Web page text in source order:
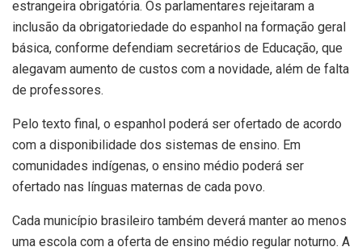
estrangeira obrigatória. Os parlamentares rejeitaram a
inclusão da obrigatoriedade do espanhol na formação geral
básica, conforme defendiam secretários de Educação, que
alegavam aumento de custos com a novidade, além de falta
de professores.
Pelo texto final, o espanhol poderá ser ofertado de acordo
com a disponibilidade dos sistemas de ensino. Em
comunidades indígenas, o ensino médio poderá ser
ofertado nas línguas maternas de cada povo.
Cada município brasileiro também deverá manter ao menos
uma escola com a oferta de ensino médio regular noturno. A